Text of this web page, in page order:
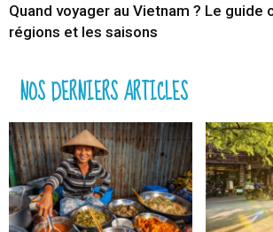
Quand voyager au Vietnam ? Le guide
régions et les saisons
NOS DERNIERS ARTICLES